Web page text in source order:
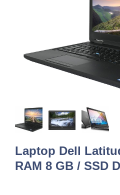
Laptop Dell
RAM 8 GB / SSD